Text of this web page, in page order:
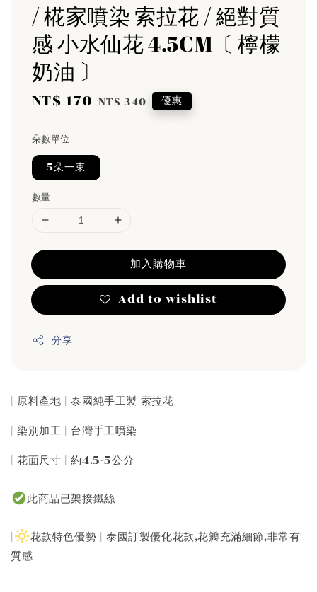
/ 椛家噴染 索拉花 / 絕對質
感 小水仙花 4.5CM〔 檸檬
奶油 〕
Sale
NT$ 170 Regular
NT$ 340 優惠
朵數單位
5朵一束
數量
加入購物車
Add to wishlist
分享
| 原料產地 | 泰國純手工製 索拉花
| 染別加工 | 台灣手工噴染
| 花面尺寸 | 約4.5-5公分
此商品已架接鐵絲
花款特色優勢 | 泰國訂製優化花款,花瓣充滿細節,非常有
質感